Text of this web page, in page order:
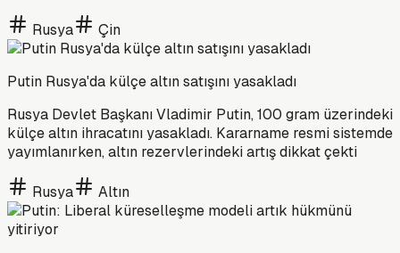
Rusya Çin
Putin Rusya'da külçe altın satışını yasakladı
Rusya Devlet Başkanı Vladimir Putin, 100 gram üzerindeki
külçe altın ihracatını yasakladı. Kararname resmi sistemde
yayımlanırken, altın rezervlerindeki artış dikkat çekti
Rusya Altın